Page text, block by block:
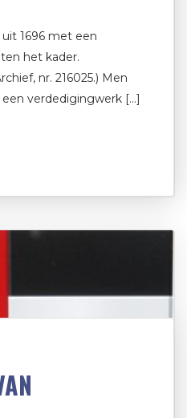
1696 met een
het kader.
nr. 216025.) Men
verdedigingwerk […]